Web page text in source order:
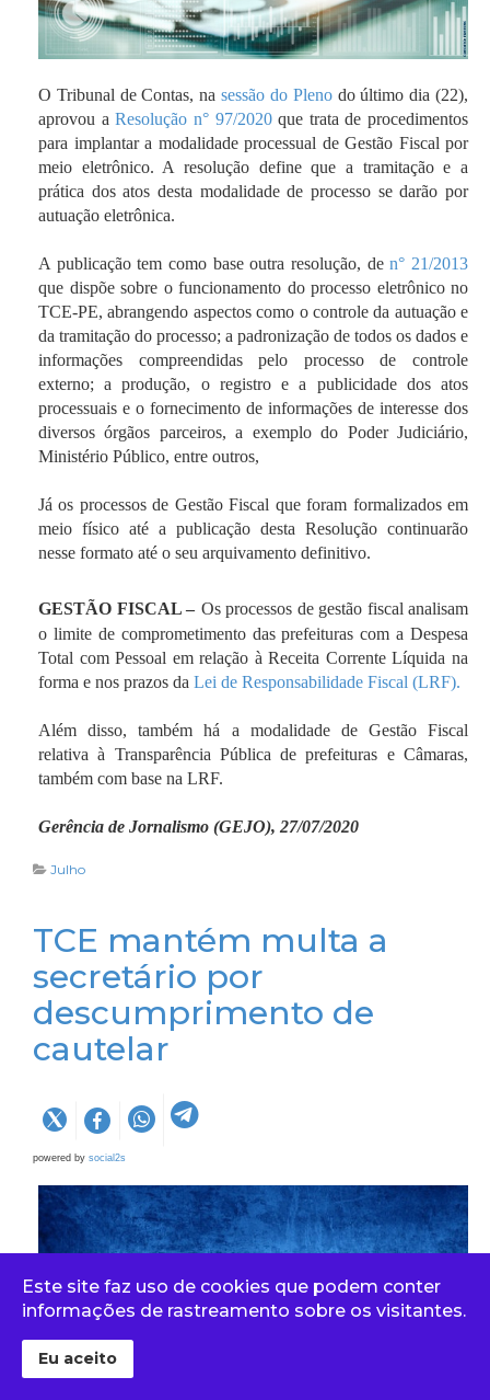
O Tribunal de Contas, nasessão do Plenodo último dia (22),
aprovou aResolução n° 97/2020que trata de procedimentos
para implantar a modalidade processual de Gestão Fiscal por
meio eletrônico. A resolução define que a tramitação e a
prática dos atos desta modalidade de processo se darão por
autuação eletrônica.
A publicação tem como base outra resolução, den° 21/2013
que dispõe sobre o funcionamento do processo eletrônico no
TCE-PE, abrangendo aspectos como o controle da autuação e
da tramitação do processo; a padronização de todos os dados e
informações compreendidas pelo processo de controle
externo; a produção, o registro e a publicidade dos atos
processuais e o fornecimento de informações de interesse dos
diversos órgãos parceiros, a exemplo do Poder Judiciário,
Ministério Público, entre outros,
Já os processos de Gestão Fiscal que foram formalizados em
meio físico até a publicação desta Resolução continuarão
nesse formato até o seu arquivamento definitivo.
GESTÃO FISCAL – Os processos de gestão fiscal analisam
o limite de comprometimento das prefeituras com a Despesa
Total com Pessoal em relação à Receita Corrente Líquida na
forma e nos prazos da Lei de Responsabilidade Fiscal (LRF).
Além disso, também há a modalidade de Gestão Fiscal
relativa à Transparência Pública de prefeituras e Câmaras,
também com base na LRF.
Gerência de Jornalismo (GEJO), 27/07/2020
Julho
TCE mantém multa a
secretário por
descumprimento de
cautelar
powered by social2s
Este site faz uso de cookies que podem conter
informações de rastreamento sobre os visitantes.
Eu aceito